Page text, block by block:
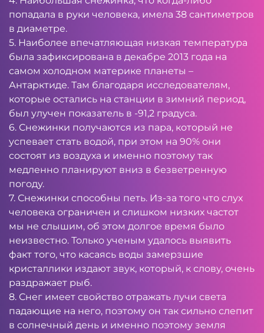
попадала в руки человека, имела 38 сантиметров
в диаметре.
5. Наиболее впечатляющая низкая температура
была зафиксирована в декабре 2013 года на
самом холодном материке планеты –
Антарктиде. Там благодаря исследователям,
которые остались на станции в зимний период,
был улучен показатель в -91,2 градуса.
6. Снежинки получаются из пара, который не
успевает стать водой, при этом на 90% они
состоят из воздуха и именно поэтому так
медленно планируют вниз в безветренную
погоду.
7. Снежинки способны петь. Из-за того что слух
человека ограничен и слишком низких частот
мы не слышим, об этом долгое время было
неизвестно. Только ученым удалось выявить
факт того, что касаясь воды замерзшие
кристаллики издают звук, который, к слову, очень
раздражает рыб.
8. Снег имеет свойство отражать лучи света
падающие на него, поэтому он так сильно слепит
в солнечный день и именно поэтому земля